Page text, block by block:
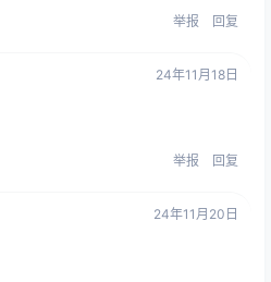
举报 回复
24年11月18日
举报 回复
24年11月20日